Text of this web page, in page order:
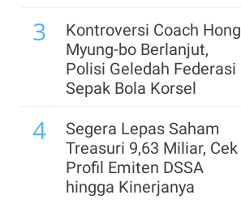
8
China Perketat Pajak
Investasi Asing, Polis
Asuransi Hong Kong
Kena Pajak 20%
9
Kanada Terdesak Tarif
Trump 50%, Siapkan
Sejumlah Konsesi untuk
AS
3
Kontroversi Coach Hong
Myung-bo Berlanjut,
Polisi Geledah Federasi
Sepak Bola Korsel
4
Segera Lepas Saham
Treasuri 9,63 Miliar, Cek
Profil Emiten DSSA
hingga Kinerjanya